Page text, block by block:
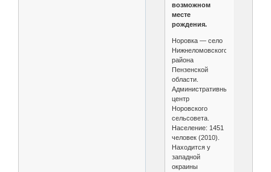
возможном
месте
рождения.
Норовка — село
Нижнеломовского
района
Пензенской
области.
Административный
центр
Норовского
сельсовета.
Население: 1451
человек (2010).
Находится у
западной
окраины